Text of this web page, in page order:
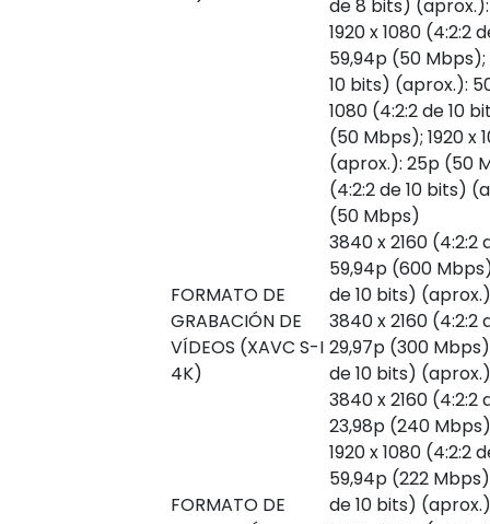
de 8 bits)
1920 x 1080 (4:2:2
59,94p (50 Mbps);
10 bits) (aprox.):
1080 (4:2:2 de 10
(50 Mbps); 1920 x
(aprox.): 25p (50
(4:2:2 de 10 bits)
(50 Mbps)
FORMATO DE
GRABACIÓN DE
VÍDEOS (XAVC S-I
4K)
3840 x 2160
59,94p (600
de 10 bits)
3840 x 2160
29,97p (300
de 10 bits)
3840 x 2160
23,98p (240 Mbps)
FORMATO DE
1920 x 1080 (4:2:2
59,94p (222
de 10 bits)